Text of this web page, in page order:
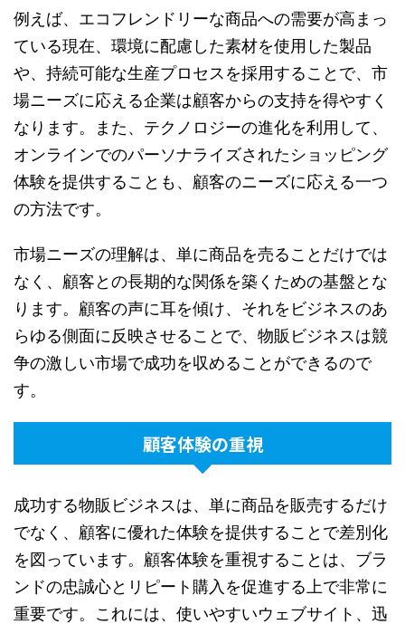
例えば、エコフレンドリーな商品への需要が高まっ
ている現在、環境に配慮した素材を使用した製品
や、持続可能な生産プロセスを採用することで、市
場ニーズに応える企業は顧客からの支持を得やすく
なります。また、テクノロジーの進化を利用して、
オンラインでのパーソナライズされたショッピング
体験を提供することも、顧客のニーズに応える一つ
の方法です。
市場ニーズの理解は、単に商品を売ることだけでは
なく、顧客との長期的な関係を築くための基盤とな
ります。顧客の声に耳を傾け、それをビジネスのあ
らゆる側面に反映させることで、物販ビジネスは競
争の激しい市場で成功を収めることができるので
す。
顧客体験の重視
成功する物販ビジネスは、単に商品を販売するだけ
でなく、顧客に優れた体験を提供することで差別化
を図っています。顧客体験を重視することは、ブラ
ンドの忠誠心とリピート購入を促進する上で非常に
重要です。これには、使いやすいウェブサイト、迅